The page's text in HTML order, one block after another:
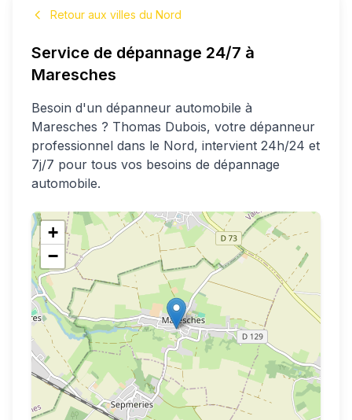
Retour aux villes du Nord
Service de dépannage 24/7 à
Maresches
Besoin d'un dépanneur automobile à
Maresches ? Thomas Dubois, votre dépanneur
professionnel dans le Nord, intervient 24h/24 et
7j/7 pour tous vos besoins de dépannage
automobile.
+
−